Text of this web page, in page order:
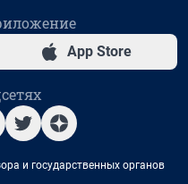
App Store
и государственных органов